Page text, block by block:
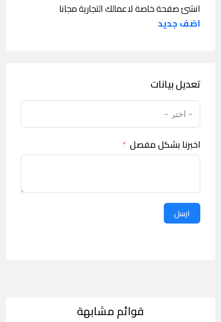
انشئ صفحة خاصة لاعمالك التجارية مجانا
اضف جديد
تعديل بيانات
اخبرنا بشكل مفصل
ارسل
قوائم مشابهة